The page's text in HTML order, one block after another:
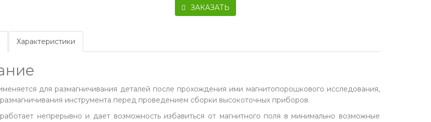
ЗАКАЗАТЬ
Характеристики
для размагничивания деталей после прохождения ими магнитопорошкового исследования,
инструмента перед проведением сборки высокоточных приборов.
непрерывно и дает возможность избавиться от магнитного поля в минимально возможные